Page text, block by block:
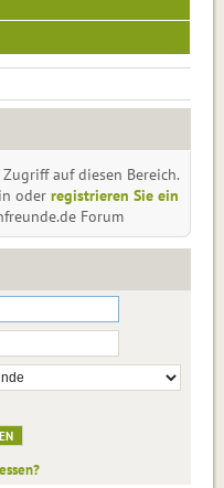
auf diesen Bereich.
oder registrieren Sie ein
Forum